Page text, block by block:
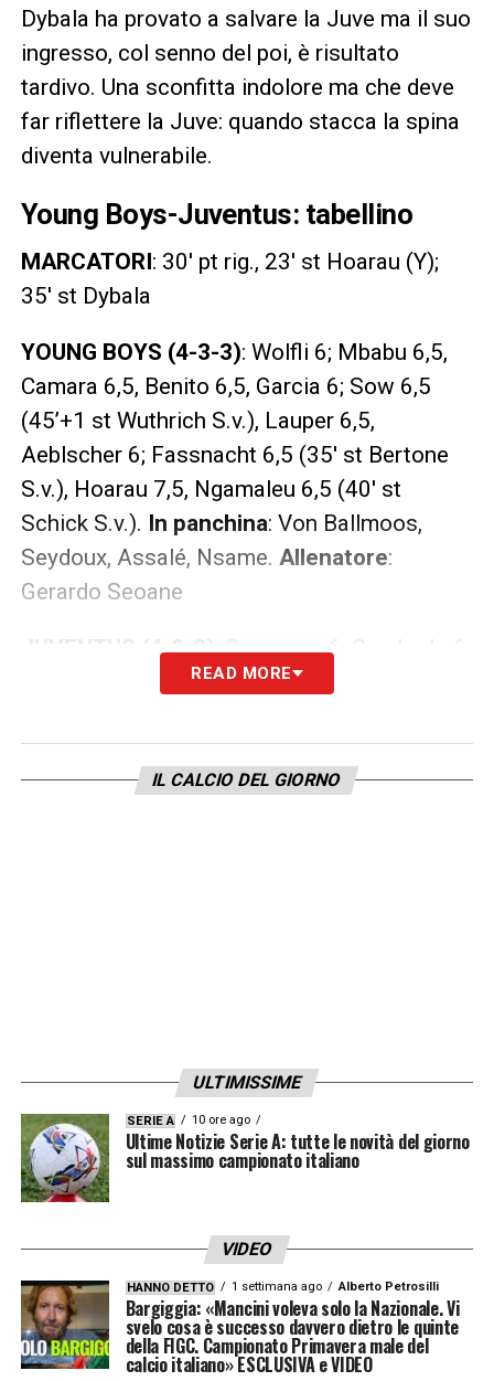
Dybala ha provato a salvare la Juve ma il suo
ingresso, col senno del poi, è risultato
tardivo. Una sconfitta indolore ma che deve
far riflettere la Juve: quando stacca la spina
diventa vulnerabile.
Young Boys-Juventus: tabellino
MARCATORI : 30′ pt rig., 23′ st Hoarau (Y);
35′ st Dybala
YOUNG BOYS (4-3-3): Wolfli 6; Mbabu 6,5,
Camara 6,5, Benito 6,5, Garcia 6; Sow 6,5
(45’+1 st Wuthrich S.v.), Lauper 6,5,
Aeblscher 6; Fassnacht 6,5 (35′ st Bertone
S.v.), Hoarau 7,5, Ngamaleu 6,5 (40′ st
Schick S.v.). In panchina: Von Ballmoos,
Seydoux, Assalé, Nsame. Allenatore:
Gerardo Seoane
JUVENTUS (4-3-3): Szczesny 6; Cuadrado 6
(23′ pt Alex Sandro 5), Rugani 6, Bonucci 5,
st Emre Can 6), Bentancur 6 Bernardeschi 5;
Douglas Costa 6, Mandzukic 5,5, Cristiano
YOUNG BOYS – IL MIGLIORE
HOARAU 7,5 –Non più giovanissimo (34
anni) ma sa fare ancora male. Prima batte
batte nuovamente il portiere polacco con un
sinistro chirurgico.
YOUNG BOYS – IL MIGLIORE
READ MORE
IL CALCIO DEL GIORNO
ULTIMISSIME
SERIE A 10 ore ago
Ultime Notizie Serie A: tutte le novità del giorno
sul massimo campionato italiano
VIDEO
HANNO DETTO 1 settimana ago Alberto Petrosilli
Bargiggia: «Mancini voleva solo la Nazionale. Vi
svelo cosa è successo davvero dietro le quinte
della FIGC. Campionato Primavera male del
calcio italiano» ESCLUSIVA e VIDEO